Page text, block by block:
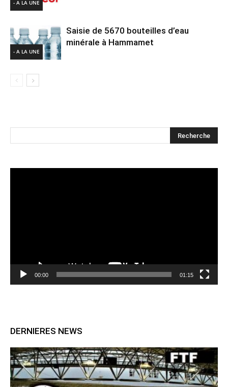
- A LA UNE
- A LA UNE
Saisie de 5670 bouteilles d’eau
minérale à Hammamet
00:00 01:15
DERNIERES NEWS